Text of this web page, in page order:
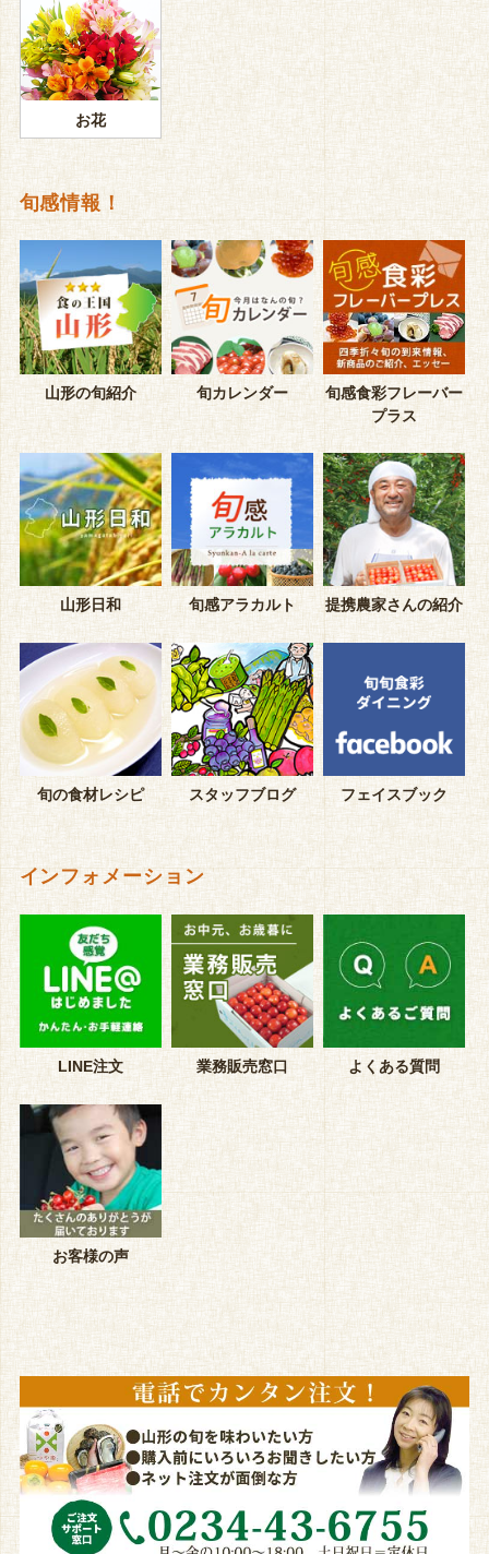
お花
旬感情報！
山形の旬紹介 旬カレンダー
旬感食彩フレーバー
プラス
山形日和 旬感アラカルト 提携農家さんの紹介
旬の食材レシピ スタッフブログ フェイスブック
インフォメーション
LINE注文 業務販売窓口 よくある質問
お客様の声